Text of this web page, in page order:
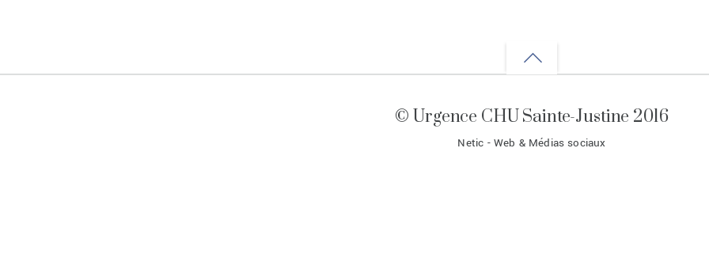
Back
top
© Urgence CHU Sainte-Justine 2016
Netic - Web & Médias sociaux